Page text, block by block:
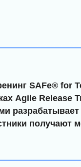
SAFe® for
Agile Release
получают